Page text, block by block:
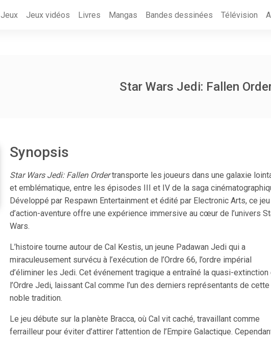
Jeux Jeux vidéos Livres Mangas Bandes dessinées Télévision
Star Wars Jedi: Fallen
Synopsis
Star Wars Jedi: Fallen Ordertransporte les joueurs dans une galaxie
et emblématique, entre les épisodes III et IV de la saga
Développé par Respawn Entertainment et édité par Electronic Arts, ce jeu
d’action-aventure offre une expérience immersive au cœur de l’univers
Wars.
L’histoire tourne autour de Cal Kestis, un jeune Padawan Jedi qui a
miraculeusement survécu à l’exécution de l’Ordre 66, l’ordre impérial
d’éliminer les Jedi. Cet événement tragique a entraîné la quasi-extinction
l’Ordre Jedi, laissant Cal comme l’un des derniers représentants de cette
noble tradition.
Le jeu débute sur la planète Bracca, où Cal vit caché, travaillant comme
ferrailleur pour éviter d’attirer l’attention de l’Empire Galactique.